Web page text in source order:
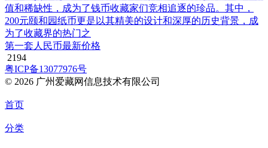
值和稀缺性，成为了钱币收藏家们竞相追逐的珍品。其中，
200元颐和园纸币更是以其精美的设计和深厚的历史背景，成
为了收藏界的热门之
第一套人民币最新价格
2194
粤ICP备13077976号
© 2026 广州爱藏网信息技术有限公司
首页
分类